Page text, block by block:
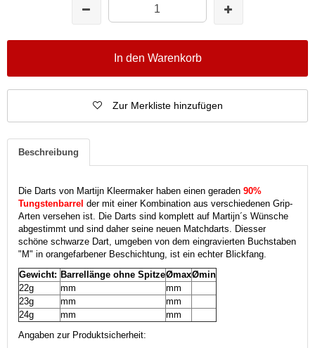
In den Warenkorb
Zur Merkliste hinzufügen
Beschreibung
Die Darts von Martijn Kleermaker haben einen geraden 90%
Tungstenbarrel der mit einer Kombination aus verschiedenen Grip-
Arten versehen ist. Die Darts sind komplett auf Martijn´s Wünsche
abgestimmt und sind daher seine neuen Matchdarts. Diesser
schöne schwarze Dart, umgeben von dem eingravierten Buchstaben
"M" in orangefarbener Beschichtung, ist ein echter Blickfang.
Gewicht: Barrellänge ohne SpitzeØmaxØmin
22g
mm
mm
23g
mm
mm
24g
mm
mm
Angaben zur Produktsicherheit: